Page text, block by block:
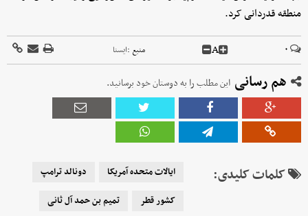
منطقه قدردانی کرد.
۰ A منبع :ايسنا
هم رسانی این مطلب را به دوستان خود برسانید.
کلمات کلیدی: ایالات متحده آمریکا
دونالد ترامپ
کشور قطر
تمیم بن حمد آل ثانی